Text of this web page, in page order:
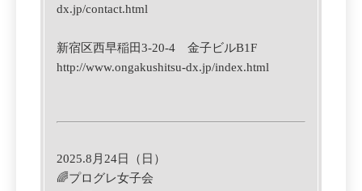
dx.jp/contact.html
新宿区西早稲田3-20-4 金子ビルB1F
http://www.ongakushitsu-dx.jp/index.html
2025.8月24日（日）
🌈プログレ女子会